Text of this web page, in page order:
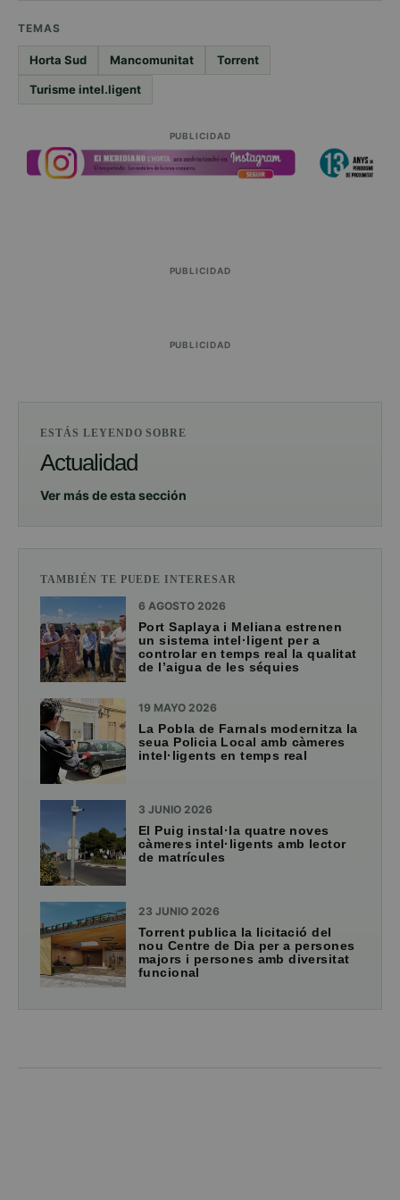
TEMAS
Horta Sud Mancomunitat Torrent
Turisme intel.ligent
PUBLICIDAD
PUBLICIDAD
PUBLICIDAD
ESTÁS LEYENDO SOBRE
Actualidad
Ver más de esta sección
TAMBIÉN TE PUEDE INTERESAR
6 AGOSTO 2026
Port Saplaya i Meliana estrenen
un sistema intel·ligent per a
controlar en temps real la qualitat
de l’aigua de les séquies
19 MAYO 2026
La Pobla de Farnals modernitza la
seua Policia Local amb càmeres
intel·ligents en temps real
3 JUNIO 2026
El Puig instal·la quatre noves
càmeres intel·ligents amb lector
de matrícules
23 JUNIO 2026
Torrent publica la licitació del
nou Centre de Dia per a persones
majors i persones amb diversitat
funcional